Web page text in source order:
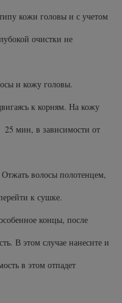
кожи головы и с учетом
очистки не
и кожу головы.
к корням. На кожу
мин, в зависимости от
волосы полотенцем,
к сушке.
концы, после
В этом случае нанесите и
в этом отпадет